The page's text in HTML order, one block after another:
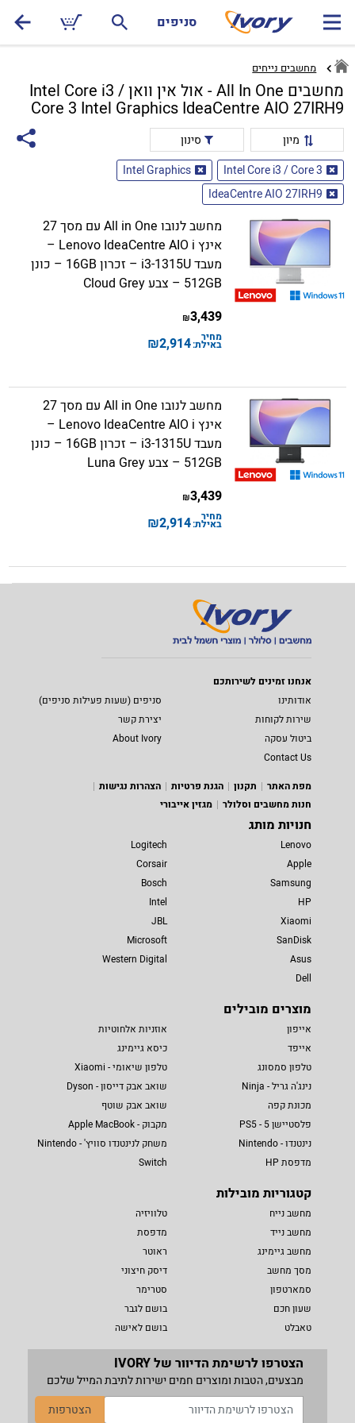
סניפים
מחשבים נייחים
מחשבים All In One - אול אין וואן Intel Core i3 /
Core 3 Intel Graphics IdeaCentre AIO 27IRH9
מיון
סינון
Intel Core i3 / Core 3
Intel Graphics
IdeaCentre AIO 27IRH9
מחשב לנובו All in One עם מסך 27
אינץ Lenovo IdeaCentre AIO i –
מעבד i3-1315U – זכרון 16GB – כונן
512GB – צבע Cloud Grey
3,439
₪
מחיר
באילת:2,914
₪
מחשב לנובו All in One עם מסך 27
אינץ Lenovo IdeaCentre AIO i –
מעבד i3-1315U – זכרון 16GB – כונן
512GB – צבע Luna Grey
3,439
₪
מחיר
באילת:2,914
₪
אנחנו זמינים לשירותכם
אודותינו
סניפים (שעות פעילות סניפים)
שירות לקוחות
יצירת קשר
ביטול עסקה
About Ivory
Contact Us
מפת האתר
תקנון הגנת פרטיות
הצהרות נגישות
חנות מחשבים וסלולר
מגזין אייבורי
חנויות מותג
Lenovo
Apple
Samsung
HP
Xiaomi
SanDisk
Asus
Dell
Logitech
Corsair
Bosch
Intel
JBL
Microsoft
Western Digital
מוצרים מובילים
אייפון
אייפד
טלפון סמסונג
נינג'ה גריל - Ninja
מכונת קפה
פלסטיישן 5 - PS5
נינטנדו - Nintendo
מדפסת HP
אוזניות אלחוטיות
כיסא גיימינג
טלפון שיאומי - Xiaomi
שואב אבק דייסון - Dyson
שואב אבק שוטף
מקבוק - Apple MacBook
משחק לנינטנדו סוויץ' - Nintendo
Switch
קטגוריות מובילות
מחשב נייח
מחשב נייד
מחשב גיימינג
מסך מחשב
סמארטפון
שעון חכם
טאבלט
טלוויזיה
מדפסת
ראוטר
דיסק חיצוני
סטרימר
בושם לגבר
בושם לאישה
הצטרפו לרשימת הדיוור של IVORY
מבצעים, הטבות ומוצרים חמים ישירות לתיבת המייל שלכם
הצטרפות